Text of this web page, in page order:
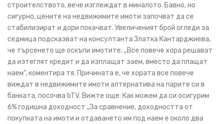
строителството, вече изглеждат в миналото. Бавно, но
сигурно, цените на недвижимите имоти започват да се
стабилизират и дори покачват. Увеличеният брой огледи за
седмица подсказват на консултанта Златка Кантарджиева,
че търсенето ще оскъпи имотите. „Все повече хора решават
да изтеглят кредит и да изплащат заем, вместо да плащат
наем”, коментира тя. Причината е, че хората все повече
виждат в недвижимите имоти алтернатива на парите си в
банката, посочва bTV. Вижте още: Как можем да си осигурим
6% годишна доходност „За сравнение, доходността от
покупката на имоти и отдаването им под наем е около два